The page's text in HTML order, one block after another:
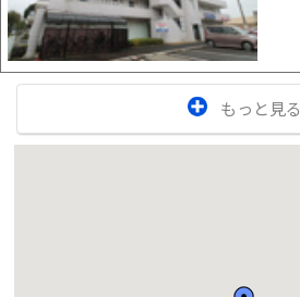
もっと見る